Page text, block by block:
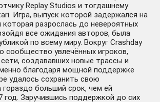
Replay Studios и тогдашнему
Игра, выпуск которой задержался на
которая разрослась до невероятных
все ожидания авторов, была
по всему миру. Вокруг Crashday
сообщество увлечённых игроков,
создававших новые трассы и
благодаря мощной поддержке
удалось сохранить свою
гораздо больший срок, чем ей
год. Заручившись поддержкой до сих